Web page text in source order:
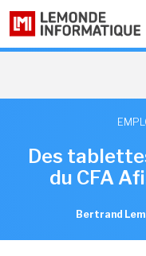
Des
du CFA
Bertrand